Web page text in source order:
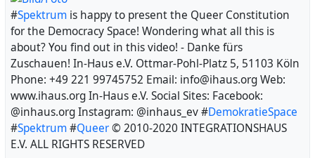
#Spektrum is happy to present the Queer Constitution
for the Democracy Space! Wondering what all this is
about? You find out in this video! - Danke fürs
Zuschauen! In-Haus e.V. Ottmar-Pohl-Platz 5, 51103 Köln
Phone: +49 221 99745752 Email: info@ihaus.org Web:
www.ihaus.org In-Haus e.V. Social Sites: Facebook:
@inhaus.org Instagram: @inhaus_ev #DemokratieSpace
#Spektrum#Queer© 2010-2020 INTEGRATIONSHAUS
E.V. ALL RIGHTS RESERVED